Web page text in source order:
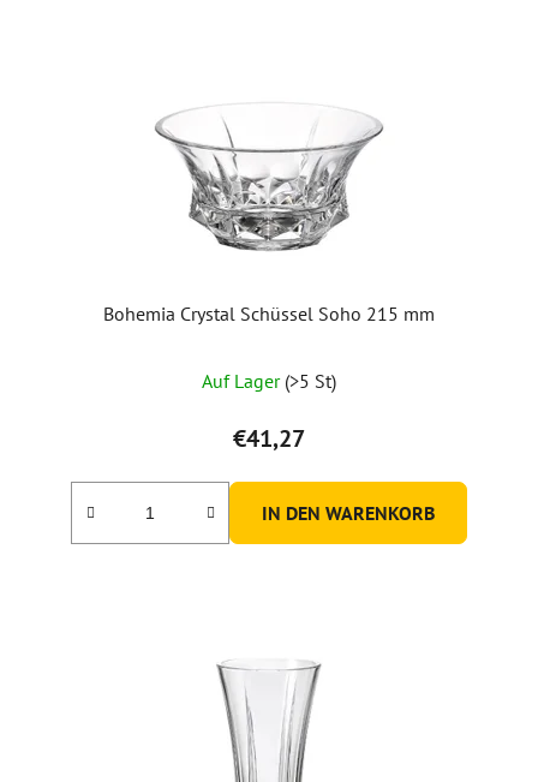
Bohemia Crystal Schüssel Soho 215 mm
Auf Lager (>5 St)
€41,27
IN DEN WARENKORB